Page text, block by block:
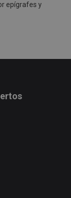
epígrafes y